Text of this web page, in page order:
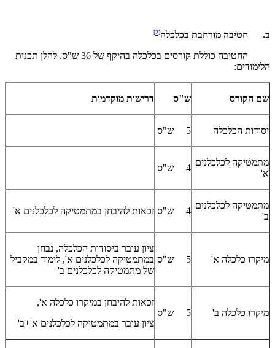
ב. חטיבה מורחבת בכלכלה[2]
החטיבה כוללת קורסים בכלכלה בהיקף של 36 ש"ס. להלן תכנית
הלימודים:
שם הקורס ש"ס דרישות מוקדמות
יסודות הכלכלה 5 ש"ס
מתמטיקה לכלכלנים
א'
4 ש"ס
מתמטיקה לכלכלנים
ב'
4 ש"ס זכאות להיבחן במתמטיקה לכלכלנים א'
מיקרו כלכלה א' 5 ש"ס
ציון עובר ביסודות הכלכלה, נבחן
במתמטיקה לכלכלנים א', לימוד במקביל
של מתמטיקה לכלכלנים ב'
מיקרו כלכלה ב' 5 ש"ס
זכאות להיבחן במיקרו כלכלה א',
ציון עובר במתמטיקה לכלכלנים א'+ב'